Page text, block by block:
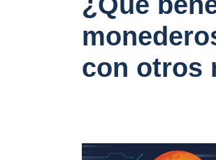
con otros